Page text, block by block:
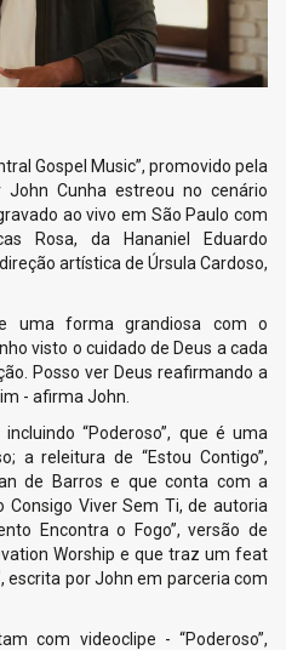
Gospel Music”, promovido pela
Cunha estreou no cenário
ao vivo em São Paulo com
Rosa, da Hananiel Eduardo
artística de Úrsula Cardoso,
uma forma grandiosa com o
visto o cuidado de Deus a cada
Posso ver Deus reafirmando a
- afirma John.
“Poderoso”, que é uma
a releitura de “Estou Contigo”,
de Barros e que conta com a
Consigo Viver Sem Ti, de autoria
Encontra o Fogo”, versão de
Worship e que traz um feat
escrita por John em parceria com
com videoclipe - “Poderoso”,